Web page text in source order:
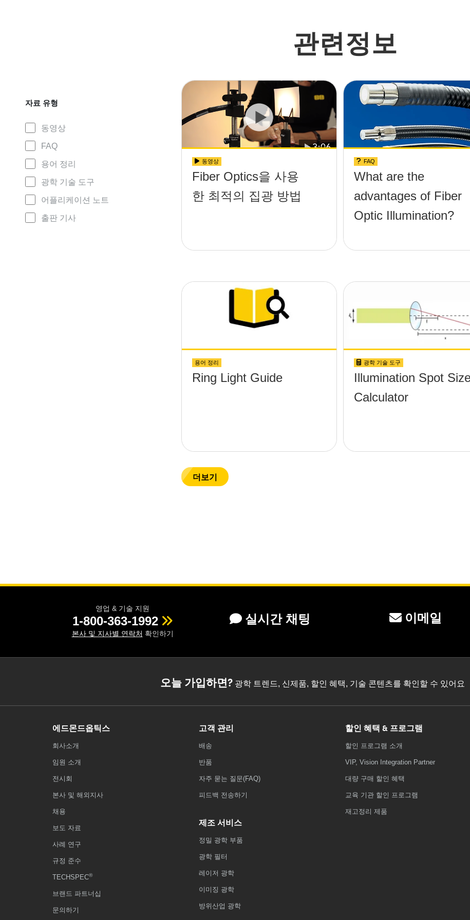
관련정보
자료 유형
동영상
FAQ
용어 정리
광학 기술 도구
어플리케이션 노트
출판 기사
동영상
Fiber Optics을 사용
한 최적의 집광 방법
FAQ
What are the
advantages of Fiber
Optic Illumination?
용어 정리
Ring Light Guide
광학 기술 도구
Illumination Spot
Calculator
더보기
영업 & 기술 지원
1-800-363-1992
본사 및 지사별 연락처 확인하기
실시간 채팅 이메일
오늘 가입하면?광학 트렌드, 신제품, 할인 혜택, 기술 콘텐츠를 확인할 수 있어요
에드몬드옵틱스
회사소개
임원 소개
전시회
본사 및 해외지사
채용
보도 자료
사례 연구
규정 준수
TECHSPEC®
브랜드 파트너십
문의하기
고객 관리
배송
반품
자주 묻는 질문(FAQ)
피드백 전송하기
제조 서비스
정밀 광학 부품
광학 필터
레이저 광학
이미징 광학
방위산업 광학
할인 혜택 & 프로그램
할인 프로그램 소개
VIP, Vision Integration Partner
대량 구매 할인 혜택
교육 기관 할인 프로그램
재고정리 제품